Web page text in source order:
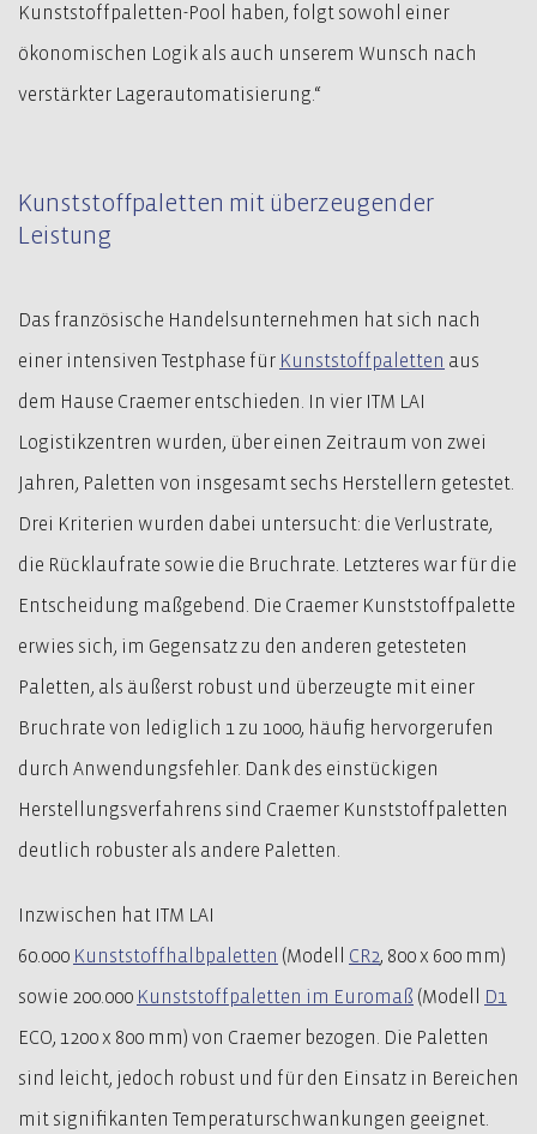
Kunststoffpaletten-Pool haben, folgt sowohl einer
ökonomischen Logik als auch unserem Wunsch nach
verstärkter Lagerautomatisierung.“
Kunststoffpaletten mit überzeugender
Leistung
Das französische Handelsunternehmen hat sich nach
einer intensiven Testphase für Kunststoffpaletten aus
dem Hause Craemer entschieden. In vier ITM LAI
Logistikzentren wurden, über einen Zeitraum von zwei
Jahren, Paletten von insgesamt sechs Herstellern getestet.
Drei Kriterien wurden dabei untersucht: die Verlustrate,
die Rücklaufrate sowie die Bruchrate. Letzteres war für die
Entscheidung maßgebend. Die Craemer Kunststoffpalette
erwies sich, im Gegensatz zu den anderen getesteten
Paletten, als äußerst robust und überzeugte mit einer
Bruchrate von lediglich 1 zu 1000, häufig hervorgerufen
durch Anwendungsfehler. Dank des einstückigen
Herstellungsverfahrens sind Craemer Kunststoffpaletten
deutlich robuster als andere Paletten.
Inzwischen hat ITM LAI
60.000 Kunststoffhalbpaletten (Modell CR2, 800 x 600 mm)
sowie 200.000 Kunststoffpaletten im Euromaß (Modell
D1
ECO, 1200 x 800 mm) von Craemer bezogen. Die Paletten
sind leicht, jedoch robust und für den Einsatz in Bereichen
mit signifikanten Temperaturschwankungen geeignet.